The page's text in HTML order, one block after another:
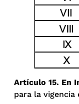
Artículo 15. En
para la vigencia